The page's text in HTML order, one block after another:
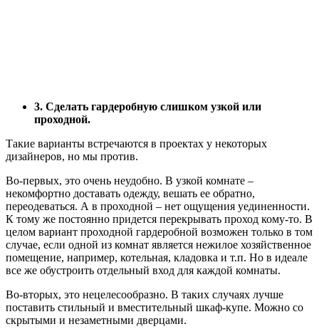
3. Сделать гардеробную слишком узкой или
проходной.
Такие варианты встречаются в проектах у некоторых
дизайнеров, но мы против.
Во-первых, это очень неудобно. В узкой комнате –
некомфортно доставать одежду, вешать ее обратно,
переодеваться. А в проходной – нет ощущения уединенности.
К тому же постоянно придется перекрывать проход кому-то. В
целом вариант проходной гардеробной возможен только в том
случае, если одной из комнат является нежилое хозяйственное
помещение, например, котельная, кладовка и т.п. Но в идеале
все же обустроить отдельный вход для каждой комнаты.
Во-вторых, это нецелесообразно. В таких случаях лучше
поставить стильный и вместительный шкаф-купе. Можно со
скрытыми и незаметными дверцами.